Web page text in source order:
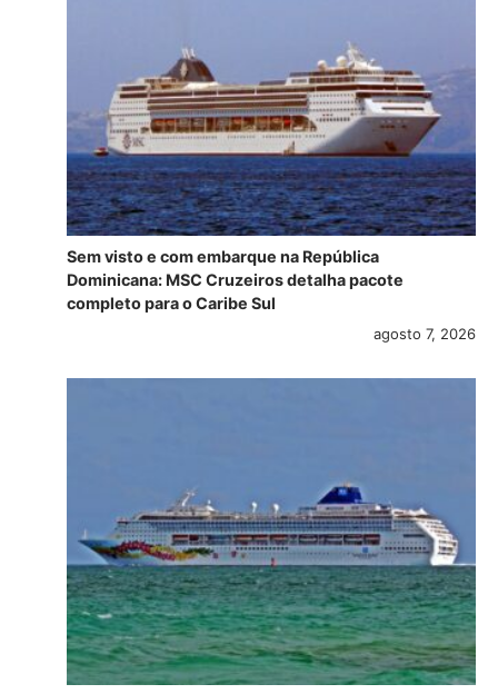
Sem visto e com embarque na República
Dominicana: MSC Cruzeiros detalha pacote
completo para o Caribe Sul
agosto 7, 2026